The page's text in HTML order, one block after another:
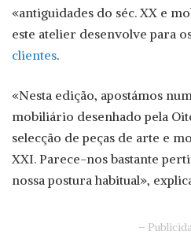
«antiguidades do séc. XX e
este atelier desenvolve para
clientes.
«Nesta edição, apostámos
mobiliário desenhado pela
selecção de peças de arte e
XXI. Parece-nos bastante
nossa postura habitual»,
–